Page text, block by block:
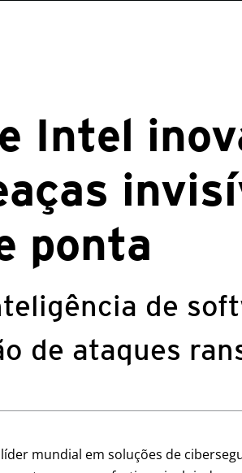
Intel
ponta
de
de ataques
mundial em soluções de